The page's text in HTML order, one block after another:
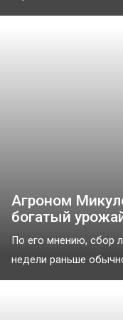
Агроном
богатый
По его мнению, сбор
недели раньше